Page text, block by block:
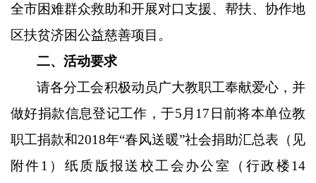
全市困难群众救助和开展对口支援、帮扶、协作地
区扶贫济困公益慈善项目。
二、活动要求
请各分工会积极动员广大教职工奉献爱心，并
做好捐款信息登记工作，于5 月 17 日前将本单位教
职工捐款和2018年“春风送暖”社会捐助汇总表（见
附件1 ）纸质版报送校工会办公室（行政楼14